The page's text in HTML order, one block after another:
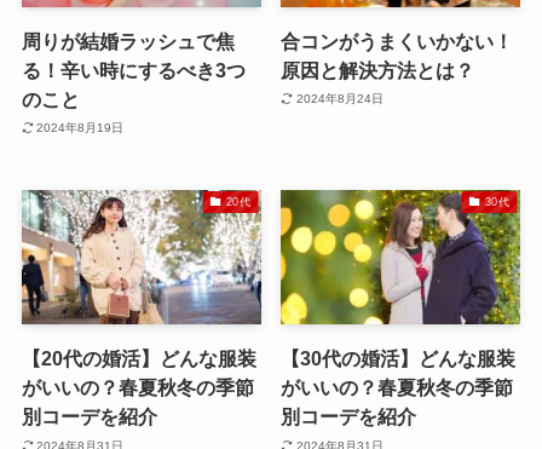
周りが結婚ラッシュで焦
る！辛い時にするべき3つ
のこと
2024年8月19日
合コンがうまくいかない！
原因と解決方法とは？
2024年8月24日
20代
【20代の婚活】どんな服装
がいいの？春夏秋冬の季節
別コーデを紹介
2024年8月31日
30代
【30代の婚活】どんな服装
がいいの？春夏秋冬の季節
別コーデを紹介
2024年8月31日